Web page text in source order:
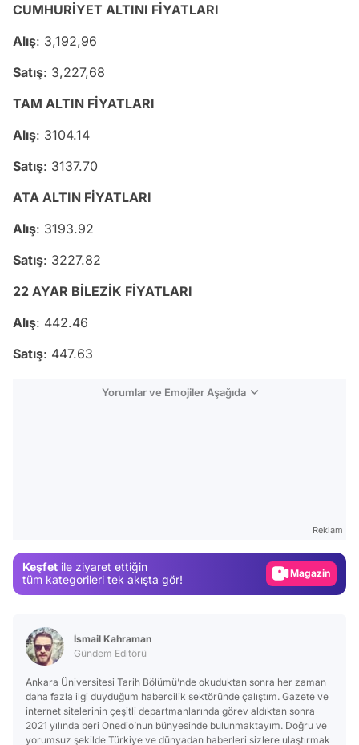
CUMHURİYET ALTINI FİYATLARI
Alış: 3,192,96
Satış: 3,227,68
TAM ALTIN FİYATLARI
Alış: 3104.14
Satış: 3137.70
ATA ALTIN FİYATLARI
Alış: 3193.92
Satış: 3227.82
22 AYAR BİLEZİK FİYATLARI
Alış: 442.46
Satış: 447.63
Yorumlar ve Emojiler Aşağıda
Reklam
Keşfet ile ziyaret ettiğin
tüm kategorileri tek akışta gör!
Magazin
İsmail Kahraman
Gündem Editörü
Ankara Üniversitesi Tarih Bölümü’nde okuduktan sonra her zaman
daha fazla ilgi duyduğum habercilik sektöründe çalıştım. Gazete ve
internet sitelerinin çeşitli departmanlarında görev aldıktan sonra
2021 yılında beri Onedio’nun bünyesinde bulunmaktayım. Doğru ve
yorumsuz şekilde Türkiye ve dünyadan haberleri sizlere ulaştırmak